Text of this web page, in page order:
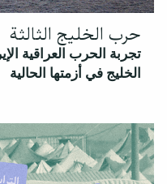
حرب الخليج الثالثة
تجربة الحرب العراقية
الخليج في أزمتها الحالية